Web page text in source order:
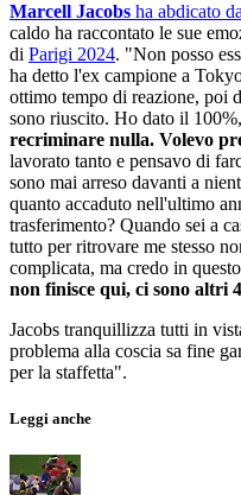
Marcell Jacobs ha abdicato
caldo ha raccontato le sue
di Parigi 2024. "Non posso
ha detto l'ex campione a
ottimo tempo di reazione, poi
sono riuscito. Ho dato il
recriminare nulla. Volevo
lavorato tanto e pensavo di
sono mai arreso davanti a
quanto accaduto nell'ultimo
trasferimento? Quando sei a
tutto per ritrovare me stesso
complicata, ma credo in
non finisce qui, ci sono altri
Jacobs tranquillizza tutti in
problema alla coscia sa fine
per la staffetta".
Leggi anche